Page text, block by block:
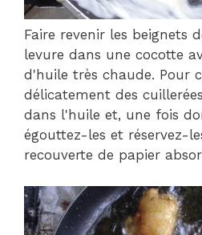
Faire revenir les beignets
levure dans une cocotte
d'huile très chaude. Pour
délicatement des
dans l'huile et, une fois
égouttez-les et réservez-
recouverte de papier